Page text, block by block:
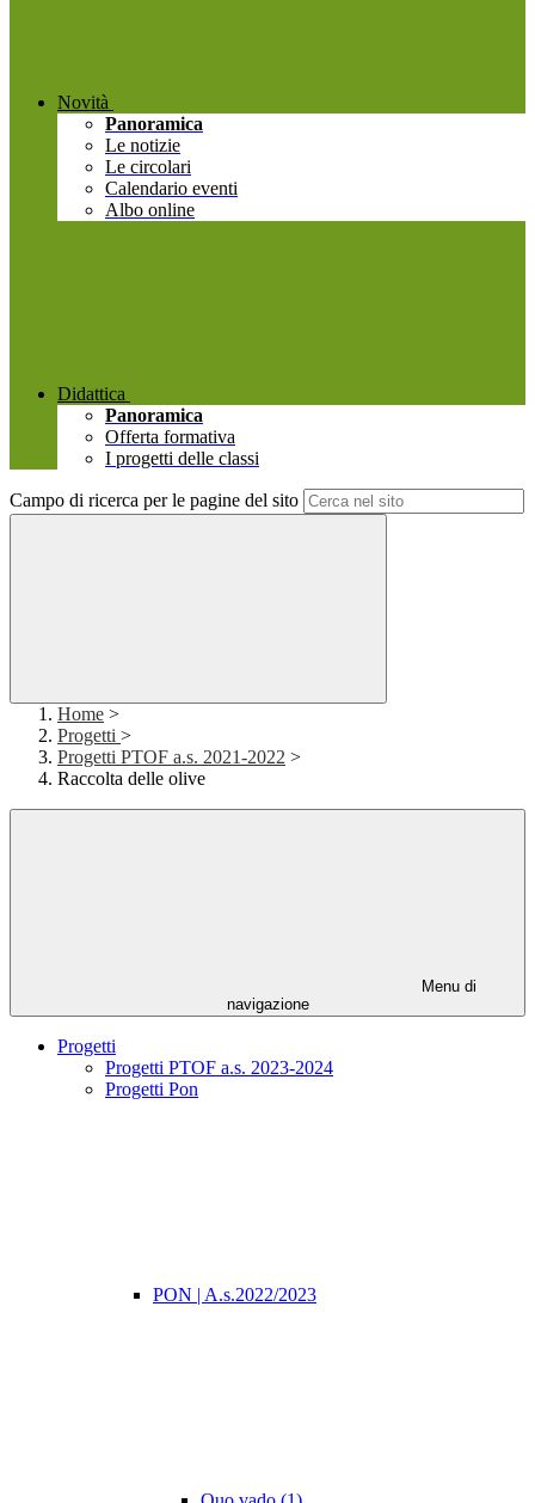
Novità
Panoramica
Le notizie
Le circolari
Calendario eventi
Albo online
Didattica
Panoramica
Offerta formativa
I progetti delle classi
Campo di ricerca per le pagine del sito
Home >
Progetti >
Progetti PTOF a.s. 2021-2022 >
Raccolta delle olive
Menu di
navigazione
Progetti
Progetti PTOF a.s. 2023-2024
Progetti Pon
PON | A.s.2022/2023